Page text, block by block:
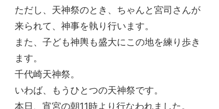
ただし、天神祭のとき、ちゃんと宮司さんが
来られて、神事を執り行います。
また、子ども神輿も盛大にこの地を練り歩き
ます。
千代崎天神祭。
いわば、もうひとつの天神祭です。
本日、宵宮の朝11時より行なわれました。